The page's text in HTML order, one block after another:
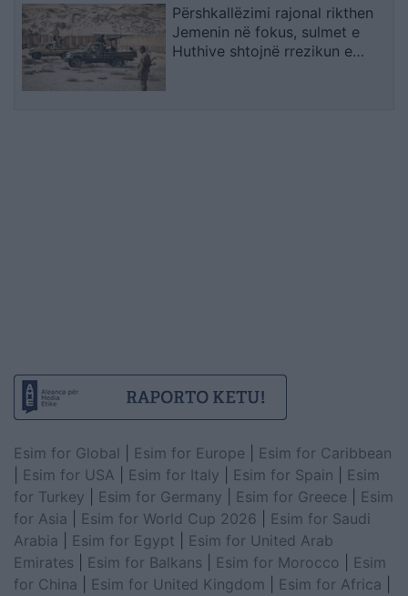
Përshkallëzimi rajonal rikthen
Jemenin në fokus, sulmet e
Huthive shtojnë rrezikun e
Esim for Global Esim for Europe
Esim for Caribbean
Esim for USA Esim for Italy Esim for Spain
Esim
for Turkey
Esim for Germany Esim for Greece
Esim
for Asia
Esim for World Cup 2026
Esim for Saudi
Arabia
Esim for Egypt
Esim for United Arab
Emirates
Esim for Balkans Esim for Morocco
Esim
for China
Esim for United Kingdom Esim for Africa